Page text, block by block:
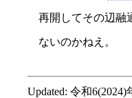
再開してその辺融
ないのかねえ。
Updated: 令和6(2024)